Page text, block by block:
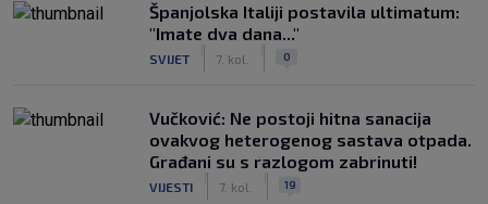
Španjolska Italiji postavila ultimatum:
"Imate dva dana..."
SVIJET 7. kol. 0
Vučković: Ne postoji hitna sanacija
ovakvog heterogenog sastava otpada.
Građani su s razlogom zabrinuti!
VIJESTI 7. kol. 19